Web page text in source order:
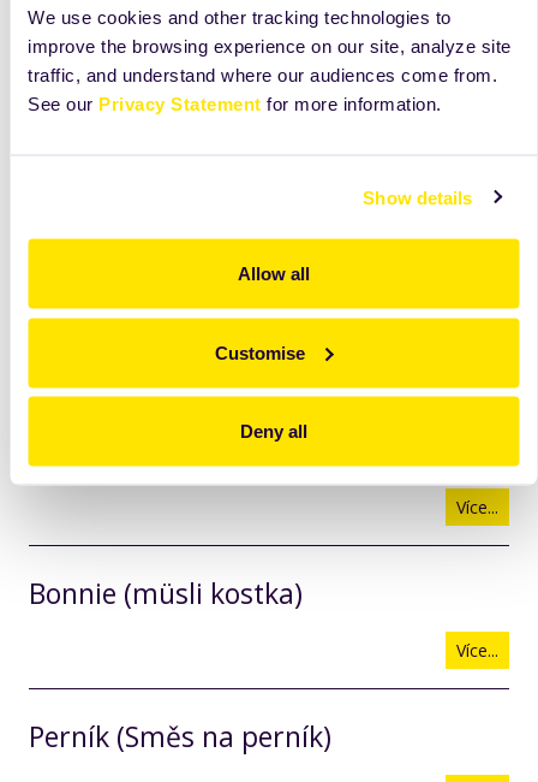
We use cookies and other tracking technologies to
improve the browsing experience on our site, analyze site
traffic, and understand where our audiences come from.
See our Privacy Statement for more information.
Show details
Allow all
Customise
Deny all
Makový koláč s višněmi
Více...
Hruškový koláč
Jogurtovo-čokoládový koláč
Více...
Bonnie (müsli kostka)
Více...
Perník (Směs na perník)